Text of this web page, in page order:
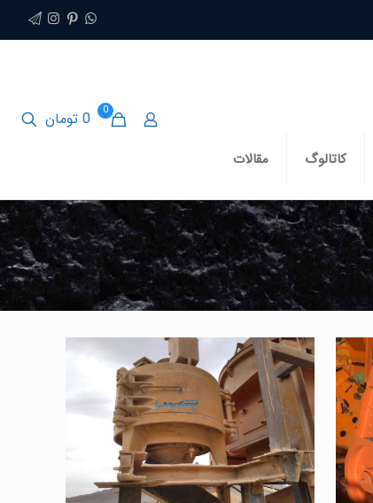
کاتالوگ مقالات
0 0 تومان